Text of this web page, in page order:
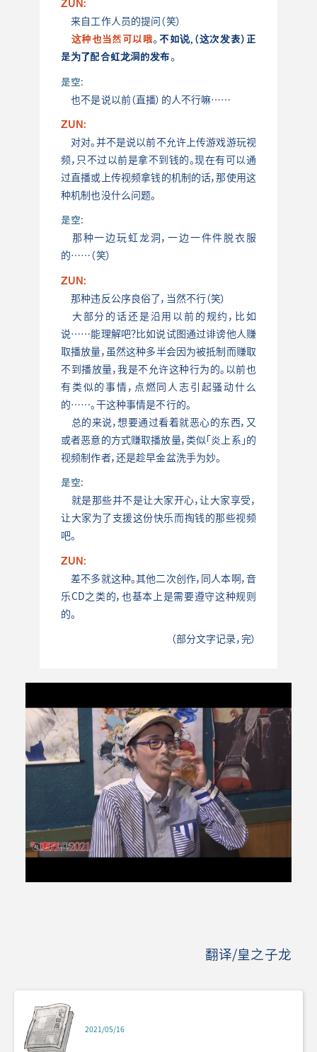
来自工作人员的提问（笑）
这种也当然可以哦。不如说，（这次发表）正
是为了配合虹龙洞的发布。
是空:
也不是说以前（直播）的人不行嘛……
ZUN:
对对。并不是说以前不允许上传游戏游玩视
频，只不过以前是拿不到钱的。现在有可以通
过直播或上传视频拿钱的机制的话，那使用这
种机制也没什么问题。
是空:
那种一边玩虹龙洞，一边一件件脱衣服
的……（笑）
ZUN:
那种违反公序良俗了，当然不行（笑）
大部分的话还是沿用以前的规约，比如
说……能理解吧？比如说试图通过诽谤他人赚
取播放量，虽然这种多半会因为被抵制而赚取
不到播放量，我是不允许这种行为的。以前也
有类似的事情，点燃同人志引起骚动什么
的……。干这种事情是不行的。
总的来说，想要通过看着就恶心的东西，又
或者恶意的方式赚取播放量，类似「炎上系」的
视频制作者，还是趁早金盆洗手为妙。
是空:
就是那些并不是让大家开心，让大家享受，
让大家为了支援这份快乐而掏钱的那些视频
吧。
ZUN:
差不多就这种。其他二次创作，同人本啊，音
乐CD之类的，也基本上是需要遵守这种规则
的。
（部分文字记录，完）
翻译/皇之子龙
2021/05/16